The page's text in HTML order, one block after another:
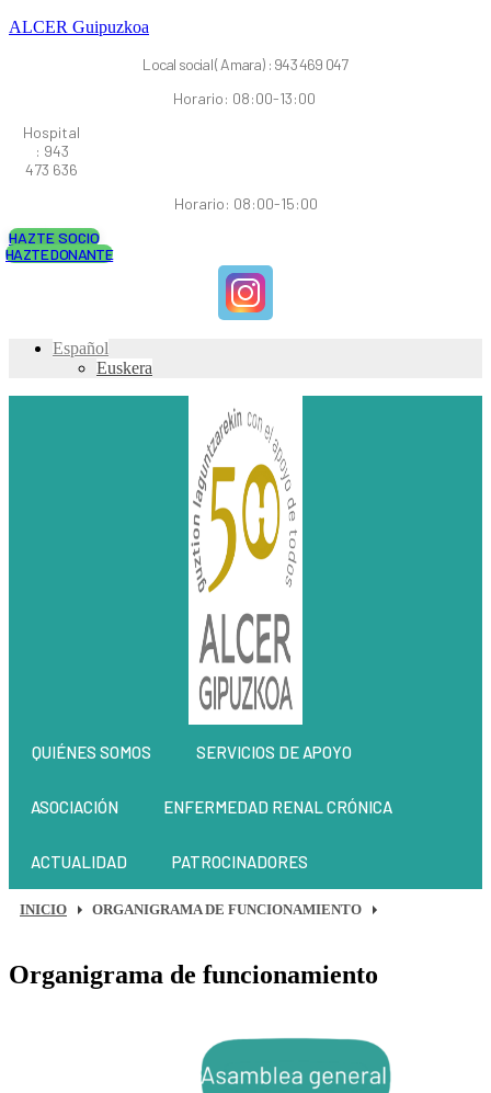
ALCER Guipuzkoa
Local social ( Amara) : 943 469 047
Horario: 08:00-13:00
Hospital
: 943
473 636
Horario: 08:00-15:00
HAZTE SOCIO
HAZTE DONANTE
Español
Euskera
QUIÉNES SOMOS SERVICIOS DE APOYO
ASOCIACIÓN ENFERMEDAD RENAL CRÓNICA
ACTUALIDAD PATROCINADORES
INICIO ORGANIGRAMA DE FUNCIONAMIENTO
Organigrama de funcionamiento